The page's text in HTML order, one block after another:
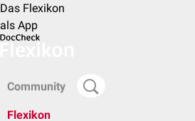
Das Flexikon
als App
Community
Flexikon